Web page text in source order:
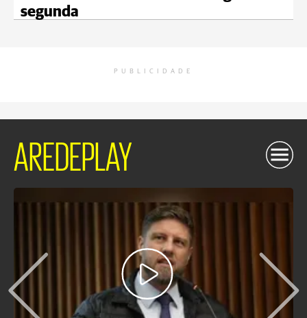
segunda
PUBLICIDADE
AREDEPLAY